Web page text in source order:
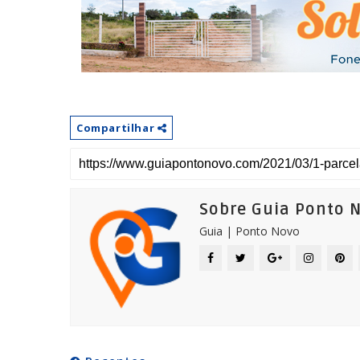
Compartilhar
Sobre Guia Ponto
Guia | Ponto Novo